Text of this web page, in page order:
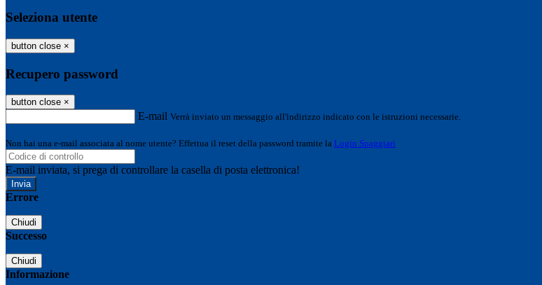
Seleziona utente
button close ×
Recupero password
button close ×
E-mail Verrà inviato un messaggio all'indirizzo indicato con le istruzioni necessarie.
Non hai una e-mail associata al nome utente? Effettua il reset della password tramite la Login Spaggiari
E-mail inviata, si prega di controllare la casella di posta elettronica!
Errore
Chiudi
Successo
Chiudi
Informazione